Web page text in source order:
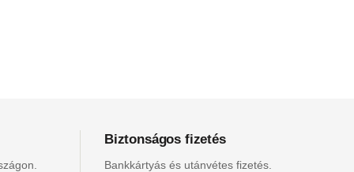
Biztonságos fizetés
Bankkártyás és utánvétes fizetés.